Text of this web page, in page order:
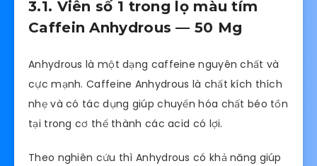
3.1. Viên số 1 trong lọ màu tím
Caffein Anhydrous — 50 Mg
Anhydrous là một dạng caffeine nguyên chất và
cực mạnh. Caffeine Anhydrous là chất kích thích
nhẹ và có tác dụng giúp chuyển hóa chất béo tồn
tại trong cơ thể thành các acid có lợi.
Theo nghiên cứu thì Anhydrous có khả năng giúp